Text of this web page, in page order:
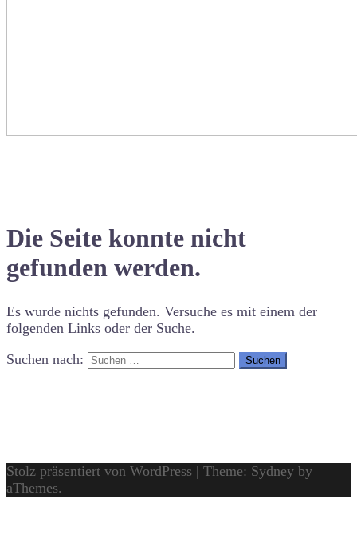
Die Seite konnte nicht
gefunden werden.
Es wurde nichts gefunden. Versuche es mit einem der
folgenden Links oder der Suche.
Suchen nach:
Stolz präsentiert von WordPress | Theme: Sydney by
aThemes.